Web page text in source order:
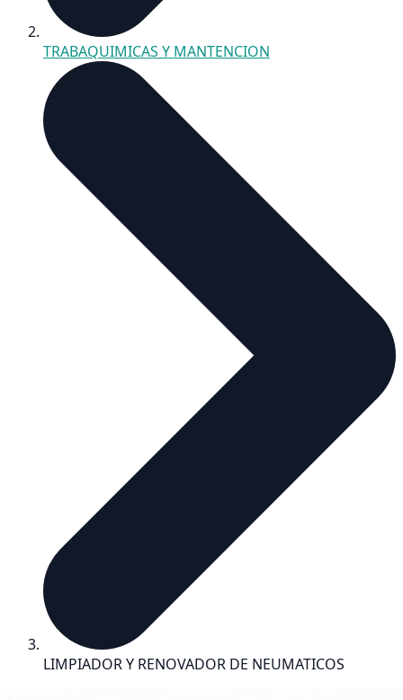
TRABAQUIMICAS Y MANTENCION
LIMPIADOR Y RENOVADOR DE NEUMATICOS